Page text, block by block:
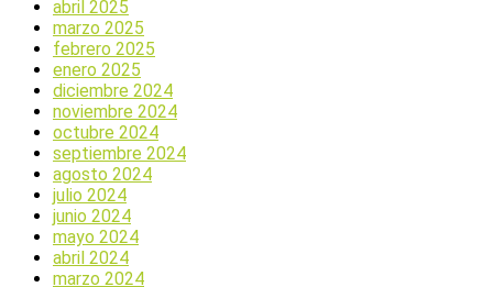
abril 2025
marzo 2025
febrero 2025
enero 2025
diciembre 2024
noviembre 2024
octubre 2024
septiembre 2024
agosto 2024
julio 2024
junio 2024
mayo 2024
abril 2024
marzo 2024